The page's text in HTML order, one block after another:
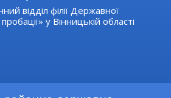
відділ філії Державної
у Вінницькій області